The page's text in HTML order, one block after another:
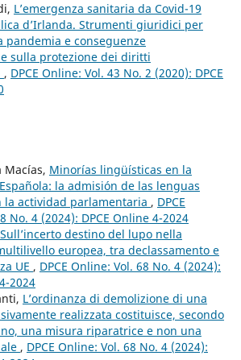
L’emergenza sanitaria da Covid-19
d’Irlanda. Strumenti giuridici per
pandemia e conseguenze
sulla protezione dei diritti
, DPCE Online: Vol. 43 No. 2 (2020): DPCE
Macías, Minorías lingüísticas en la
la admisión de las lenguas
la actividad parlamentaria , DPCE
No. 4 (2024): DPCE Online 4-2024
Sull’incerto destino del lupo nella
europea, tra declassamento e
UE , DPCE Online: Vol. 68 No. 4 (2024):
2024
L’ordinanza di demolizione di una
realizzata costituisce, secondo
una misura riparatrice e non una
, DPCE Online: Vol. 68 No. 4 (2024):